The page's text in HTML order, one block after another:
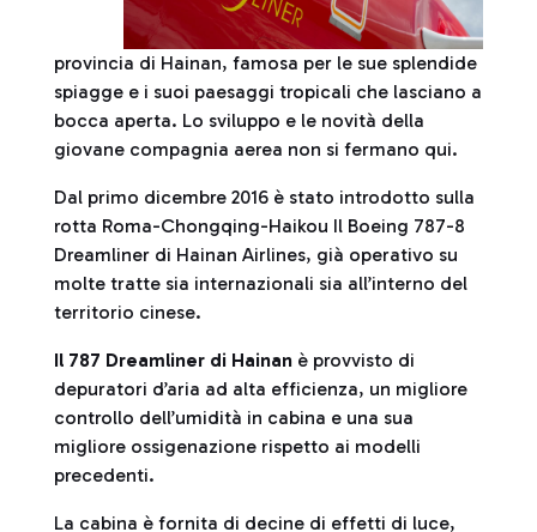
provincia di Hainan, famosa per le sue splendide
spiagge e i suoi paesaggi tropicali che lasciano a
bocca aperta. Lo sviluppo e le novità della
giovane compagnia aerea non si fermano qui.
Dal primo dicembre 2016 è stato introdotto sulla
rotta Roma-Chongqing-Haikou Il Boeing 787-8
Dreamliner di Hainan Airlines, già operativo su
molte tratte sia internazionali sia all’interno del
territorio cinese.
Il 787 Dreamliner di Hainan è provvisto di
depuratori d’aria ad alta efficienza, un migliore
controllo dell’umidità in cabina e una sua
migliore ossigenazione rispetto ai modelli
precedenti.
La cabina è fornita di decine di effetti di luce,